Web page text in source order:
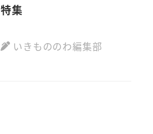
特集
いきもののわ編集部